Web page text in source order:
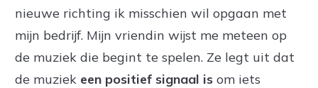
nieuwe richting ik misschien wil opgaan met
mijn bedrijf. Mijn vriendin wijst me meteen op
de muziek die begint te spelen. Ze legt uit dat
de muziek een positief signaal is om iets